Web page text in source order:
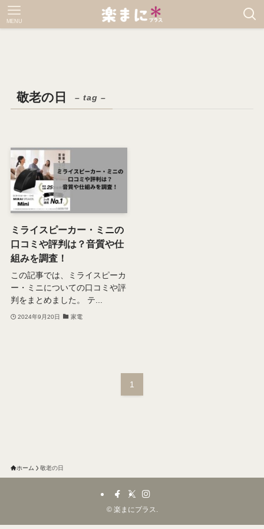
MENU
敬老の日 – tag –
ミライスピーカー・ミニの
口コミや評判は？音質や仕
組みを調査！
この記事では、ミライスピーカ
ー・ミニについての口コミや評
判をまとめました。 テ...
2024年9月20日 家電
1
ホーム 敬老の日
©楽まにプラス.